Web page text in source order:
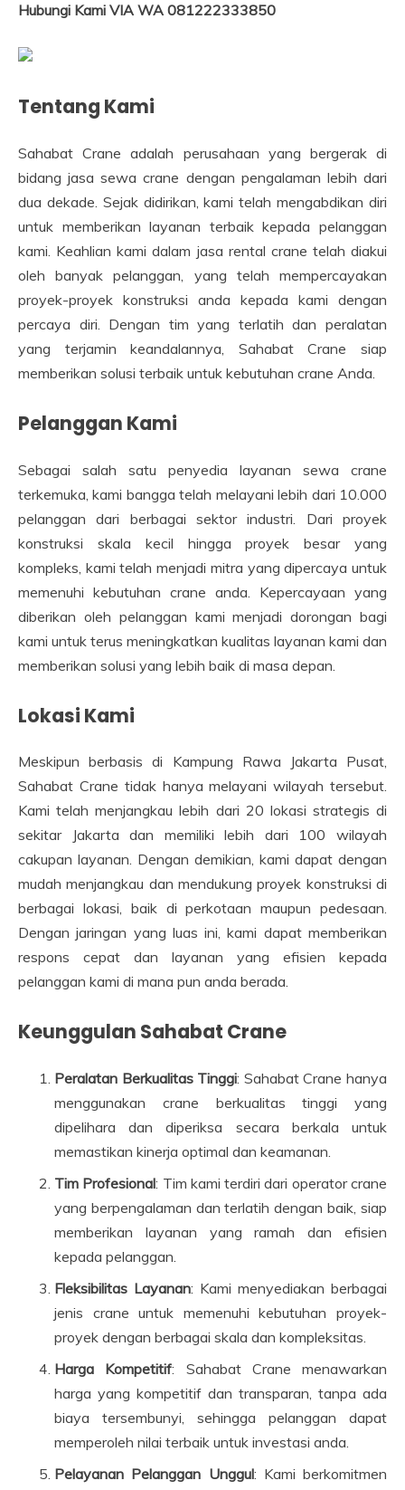
Hubungi Kami VIA WA 081222333850
Tentang Kami
Sahabat Crane adalah perusahaan yang bergerak di
bidang jasa sewa crane dengan pengalaman lebih dari
dua dekade. Sejak didirikan, kami telah mengabdikan diri
untuk memberikan layanan terbaik kepada pelanggan
kami. Keahlian kami dalam jasa rental crane telah diakui
oleh banyak pelanggan, yang telah mempercayakan
proyek-proyek konstruksi anda kepada kami dengan
percaya diri. Dengan tim yang terlatih dan peralatan
yang terjamin keandalannya, Sahabat Crane siap
memberikan solusi terbaik untuk kebutuhan crane Anda.
Pelanggan Kami
Sebagai salah satu penyedia layanan sewa crane
terkemuka, kami bangga telah melayani lebih dari 10.000
pelanggan dari berbagai sektor industri. Dari proyek
konstruksi skala kecil hingga proyek besar yang
kompleks, kami telah menjadi mitra yang dipercaya untuk
memenuhi kebutuhan crane anda. Kepercayaan yang
diberikan oleh pelanggan kami menjadi dorongan bagi
kami untuk terus meningkatkan kualitas layanan kami dan
memberikan solusi yang lebih baik di masa depan.
Lokasi Kami
Meskipun berbasis di Kampung Rawa Jakarta Pusat,
Sahabat Crane tidak hanya melayani wilayah tersebut.
Kami telah menjangkau lebih dari 20 lokasi strategis di
sekitar Jakarta dan memiliki lebih dari 100 wilayah
cakupan layanan. Dengan demikian, kami dapat dengan
mudah menjangkau dan mendukung proyek konstruksi di
berbagai lokasi, baik di perkotaan maupun pedesaan.
Dengan jaringan yang luas ini, kami dapat memberikan
respons cepat dan layanan yang efisien kepada
pelanggan kami di mana pun anda berada.
Keunggulan Sahabat Crane
Peralatan Berkualitas Tinggi: Sahabat Crane hanya
menggunakan crane berkualitas tinggi yang
dipelihara dan diperiksa secara berkala untuk
memastikan kinerja optimal dan keamanan.
Tim Profesional: Tim kami terdiri dari operator crane
yang berpengalaman dan terlatih dengan baik, siap
memberikan layanan yang ramah dan efisien
kepada pelanggan.
Fleksibilitas Layanan: Kami menyediakan berbagai
jenis crane untuk memenuhi kebutuhan proyek-
proyek dengan berbagai skala dan kompleksitas.
Harga Kompetitif: Sahabat Crane menawarkan
harga yang kompetitif dan transparan, tanpa ada
biaya tersembunyi, sehingga pelanggan dapat
memperoleh nilai terbaik untuk investasi anda.
Pelayanan Pelanggan Unggul: Kami berkomitmen